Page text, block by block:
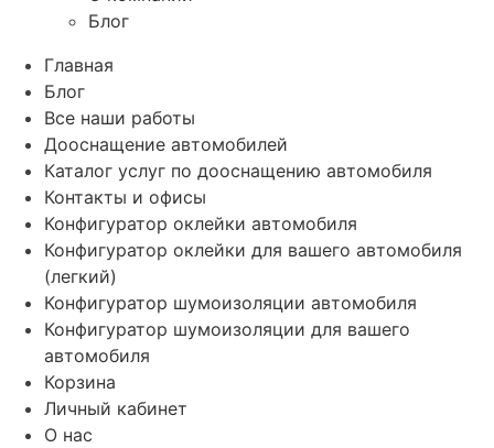
Блог
Главная
Блог
Все наши работы
Дооснащение автомобилей
Каталог услуг по дооснащению автомобиля
Контакты и офисы
Конфигуратор оклейки автомобиля
Конфигуратор оклейки для вашего автомобиля
(легкий)
Конфигуратор шумоизоляции автомобиля
Конфигуратор шумоизоляции для вашего
автомобиля
Корзина
Личный кабинет
О нас